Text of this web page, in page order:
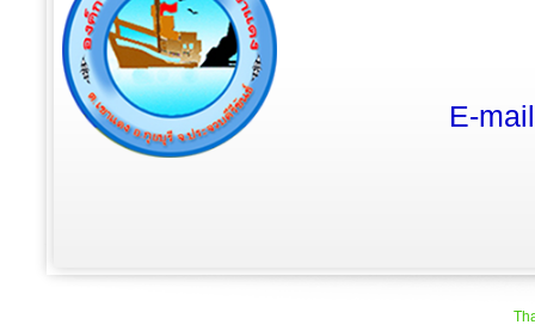
E-